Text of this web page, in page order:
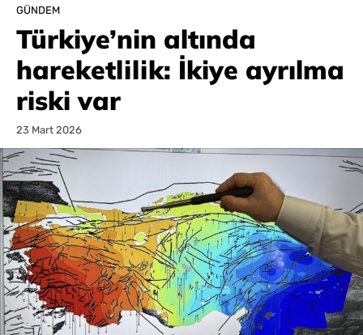
GÜNDEM
Türkiye’nin altında
hareketlilik: İkiye ayrılma
riski var
23 Mart 2026